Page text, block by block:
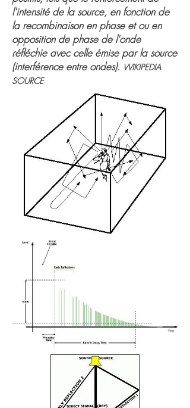
l'intensité de la source, en fonction de
la recombinaison en phase et ou en
opposition de phase de l'onde
réfléchie avec celle émise par la source
(interférence entre ondes). WIKIPEDIA
SOURCE